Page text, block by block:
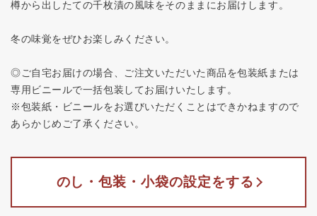
樽から出したての千枚漬の風味をそのままにお届けします。
冬の味覚をぜひお楽しみください。
◎ご自宅お届けの場合、ご注文いただいた商品を包装紙または
専用ビニールで一括包装してお届けいたします。
※包装紙・ビニールをお選びいただくことはできかねますので
あらかじめご了承ください。
のし・包装・小袋の設定をする